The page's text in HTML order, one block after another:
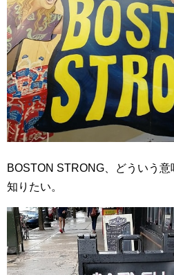
BOSTON STRONG、どういう
知りたい。